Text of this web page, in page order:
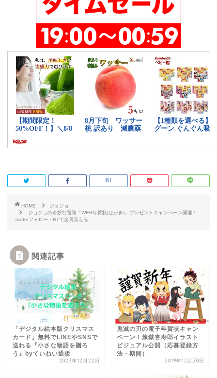
HOME
ジョジョ
ジョジョの奇妙な冒険「WEB年賀状(はがき)」プレゼントキャンペーン開催！
Twitterフォロー・RTで全員貰える
関連記事
「デジタル絵本版クリスマス
カード」無料でLINEやSNSで
送れる『小さな物語を贈ろ
う』byていねい通販
2023年12月22日
鬼滅の刃の電子年賀状キャン
ペーン！煉獄杏寿郎イラスト
ビジュアル公開（応募登録方
法・期間）
2019年12月20日